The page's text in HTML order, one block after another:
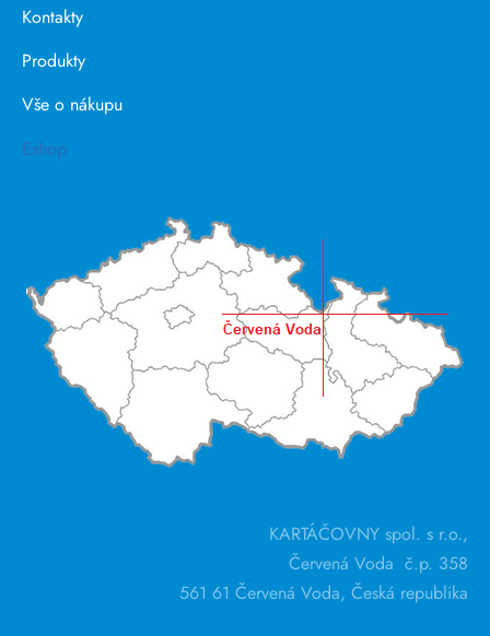
Kontakty
Produkty
Vše o nákupu
Eshop
KARTÁČOVNY spol. s r.o.,
Červená Voda č.p. 358
561 61 Červená Voda, Česká republika